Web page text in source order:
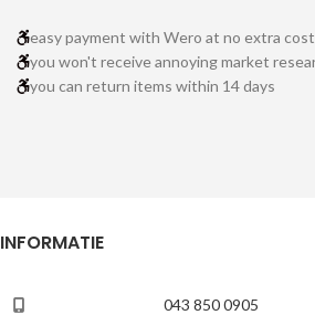
easy payment with Wero at no extra cost
you won't receive annoying market
you can return items within 14 days
INFORMATIE
043 850 0905